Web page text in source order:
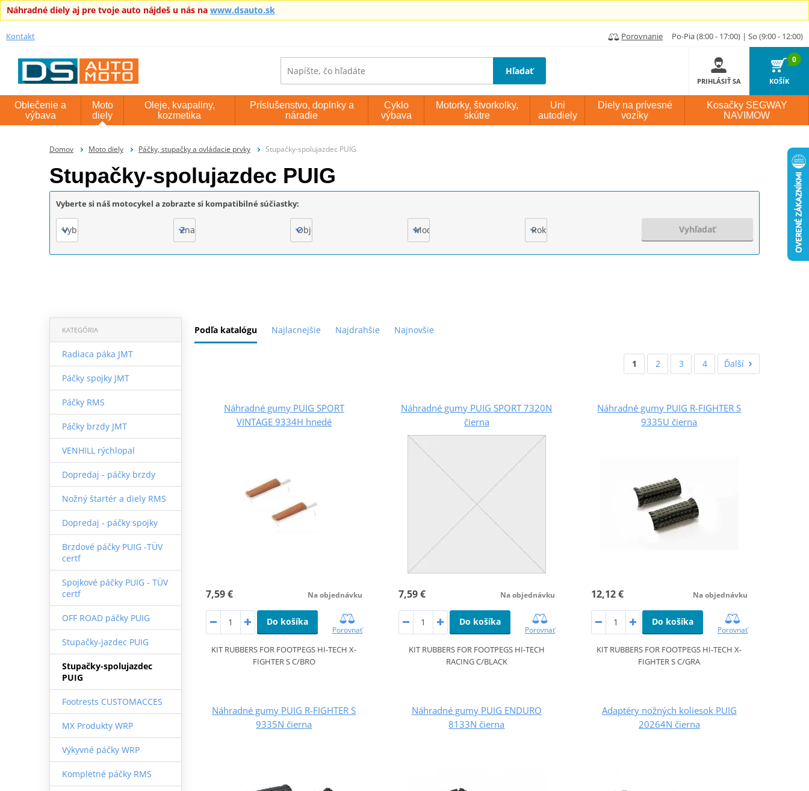
Náhradné diely aj pre tvoje auto nájdeš u nás na www.dsauto.sk
Kontakt Porovnanie Po-Pia (8:00 - 17:00) | So (9:00 - 12:00)
Hľadať
PRIHLÁSIŤ SA
0
KOŠÍK
Oblečenie a
výbava
Moto
diely
Oleje, kvapaliny,
kozmetika
Príslušenstvo, doplnky a
náradie
Cyklo
výbava
Motorky, štvorkolky,
skútre
Uni
autodiely
Diely na prívesné
vozíky
Kosačky SEGWAY
NAVIMOW
Domov Moto diely Páčky, stupačky a ovládacie prvky Stupačky-spolujazdec PUIG
Stupačky-spolujazdec PUIG
Vyberte si náš motocykel a zobrazte si kompatibilné súčiastky:
Vyberte Značka Objem motora Model Rok výroby Vyhľadať
Podľa katalógu Najlacnejšie Najdrahšie Najnovšie
KATEGÓRIA
Radiaca páka JMT
Páčky spojky JMT
Páčky RMS
Páčky brzdy JMT
VENHILL rýchlopal
Dopredaj - páčky brzdy
Nožný štartér a diely RMS
Dopredaj - páčky spojky
Brzdové páčky PUIG -TÜV
certf
Spojkové páčky PUIG - TÜV
certf
OFF ROAD páčky PUIG
Stupačky-jazdec PUIG
Stupačky-spolujazdec
PUIG
Footrests CUSTOMACCES
MX Produkty WRP
Výkyvné páčky WRP
Kompletné páčky RMS
1 2 3 4 Ďalší
Náhradné gumy PUIG SPORT
VINTAGE 9334H hnedé
7,59 € Na objednávku
Do košíka
Porovnať
KIT RUBBERS FOR FOOTPEGS HI-TECH X-
FIGHTER S C/BRO
Náhradné gumy PUIG SPORT 7320N
čierna
7,59 € Na objednávku
Do košíka
Porovnať
KIT RUBBERS FOR FOOTPEGS HI-TECH
RACING C/BLACK
Náhradné gumy PUIG R-FIGHTER S
9335U čierna
12,12 € Na objednávku
Do košíka
Porovnať
KIT RUBBERS FOR FOOTPEGS HI-TECH X-
FIGHTER S C/GRA
Náhradné gumy PUIG R-FIGHTER S
9335N čierna
Náhradné gumy PUIG ENDURO
8133N čierna
Adaptéry nožných koliesok PUIG
20264N čierna